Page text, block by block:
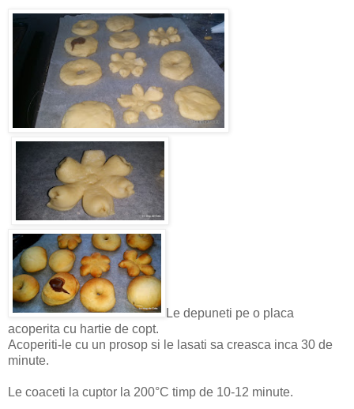
Le depuneti pe o placa
acoperita cu hartie de copt.
Acoperiti-le cu un prosop si le lasati sa creasca inca 30 de
minute.
Le coaceti la cuptor la 200°C timp de 10-12 minute.